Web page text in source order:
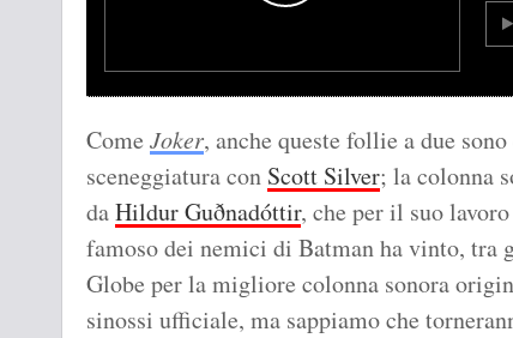
Come Joker, anche queste follie a due
sceneggiatura con Scott Silver; la colonna
daHildur Guðnadóttir, che per il suo
famoso dei nemici di Batman ha vinto, tra
Globe per la migliore colonna sonora
sinossi ufficiale, ma sappiamo che